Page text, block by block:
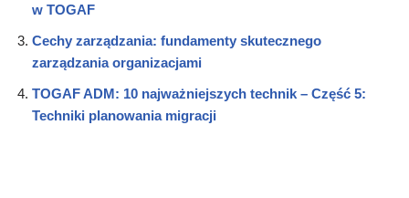
w TOGAF
Cechy zarządzania: fundamenty skutecznego
zarządzania organizacjami
TOGAF ADM: 10 najważniejszych technik – Część 5:
Techniki planowania migracji